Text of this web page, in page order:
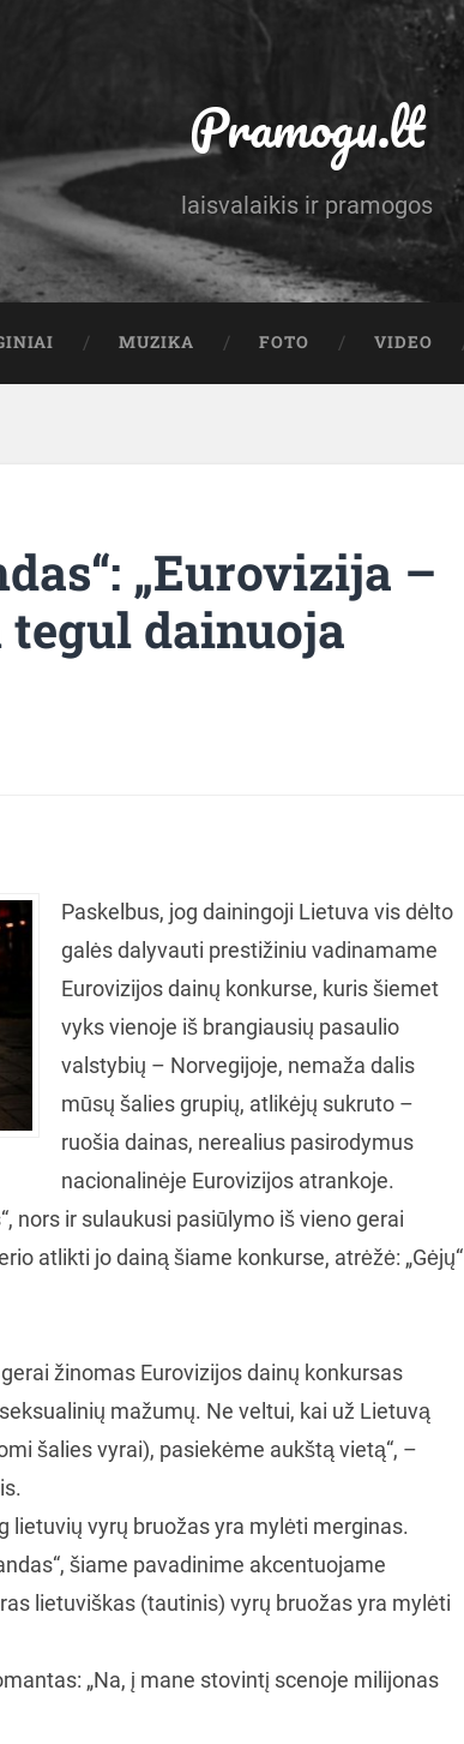
Pramogu.lt
laisvalaikis ir pramogos
MUZIKA FOTO VIDEO
„Eurovizija –
tegul dainuoja
Paskelbus, jog dainingoji Lietuva vis dėlto
galės dalyvauti prestižiniu vadinamame
Eurovizijos dainų konkurse, kuris šiemet
vyks vienoje iš brangiausių pasaulio
valstybių – Norvegijoje, nemaža dalis
mūsų šalies grupių, atlikėjų sukruto –
ruošia dainas, nerealius pasirodymus
nacionalinėje Eurovizijos atrankoje.
nors ir sulaukusi pasiūlymo iš vieno gerai
atlikti jo dainą šiame konkurse, atrėžė: „Gėjų“
žinomas Eurovizijos dainų konkursas
mažumų. Ne veltui, kai už Lietuvą
šalies vyrai), pasiekėme aukštą vietą“, –
lietuvių vyrų bruožas yra mylėti merginas.
šiame pavadinime akcentuojame
lietuviškas (tautinis) vyrų bruožas yra mylėti
„Na, į mane stovintį scenoje milijonas